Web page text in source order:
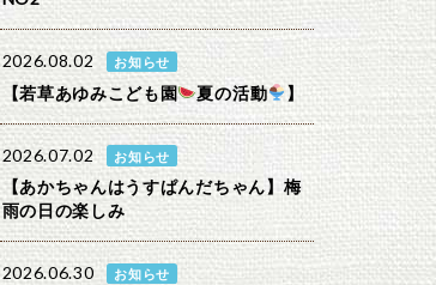
2026.08.02 お知らせ
【若草あゆみこども園 夏の活動 】
2026.07.02 お知らせ
【あかちゃんはうすぱんだちゃん】梅
雨の日の楽しみ
2026.06.30 お知らせ